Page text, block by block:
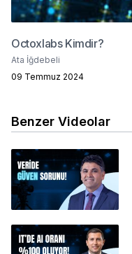
Octoxlabs Kimdir?
Ata İğdebeli
09 Temmuz 2024
Benzer Videolar